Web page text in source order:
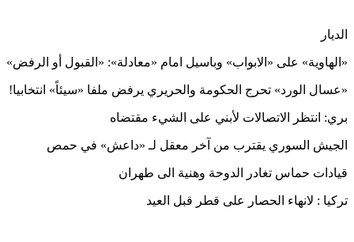
الديار
«الهاوية» على «الابواب» وباسيل امام «معادلة»: «القبول أو الرفض»
«عسال الورد» تحرج الحكومة والحريري يرفض ملفا «سيئاً» انتخابيا!
بري: انتظر الاتصالات لأبني على الشيء مقتضاه
الجيش السوري يقترب من آخر معقل لـ «داعش» في حمص
قيادات حماس تغادر الدوحة وهنية الى طهران
تركيا : لانهاء الحصار على قطر قبل العيد